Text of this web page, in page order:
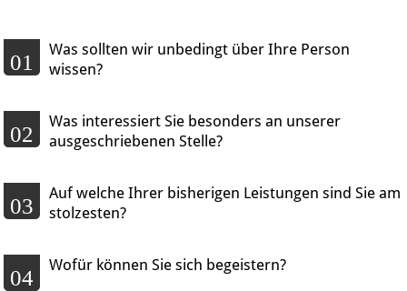
01
Was sollten wir unbedingt über Ihre Person
wissen?
02
Was interessiert Sie besonders an unserer
ausgeschriebenen Stelle?
03
Auf welche Ihrer bisherigen Leistungen sind Sie am
stolzesten?
04
Wofür können Sie sich begeistern?